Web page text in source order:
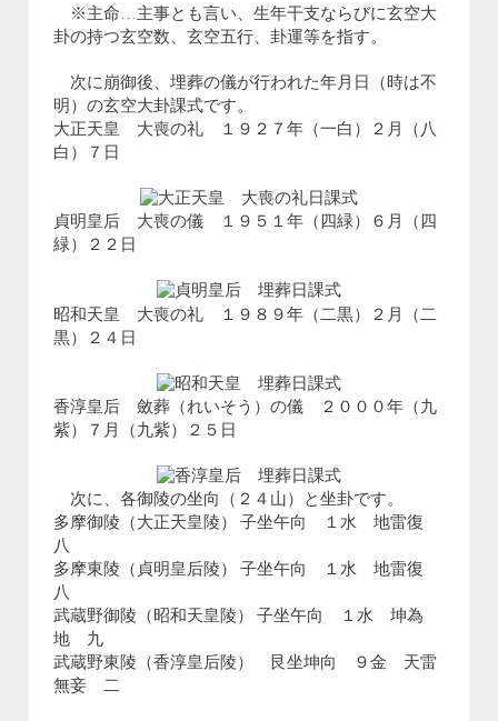
※主命…主事とも言い、生年干支ならびに玄空大
卦の持つ玄空数、玄空五行、卦運等を指す。
次に崩御後、埋葬の儀が行われた年月日（時は不
明）の玄空大卦課式です。
大正天皇 大喪の礼 １９２７年（一白）２月（八
白）７日
貞明皇后 大喪の儀 １９５１年（四緑）６月（四
緑）２２日
昭和天皇 大喪の礼 １９８９年（二黒）２月（二
黒）２４日
香淳皇后 斂葬（れいそう）の儀 ２０００年（九
紫）７月（九紫）２５日
次に、各御陵の坐向（２４山）と坐卦です。
多摩御陵（大正天皇陵） 子坐午向 １水 地雷復
八
多摩東陵（貞明皇后陵） 子坐午向 １水 地雷復
八
武蔵野御陵（昭和天皇陵） 子坐午向 １水 坤為
地 九
武蔵野東陵（香淳皇后陵） 艮坐坤向 ９金 天雷
無妾 二